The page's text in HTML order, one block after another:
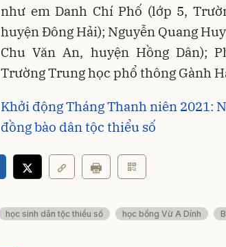
như em Danh Chí Phố (lớp 5,
huyện Đông Hải); Nguyễn Quang
Chu Văn An, huyện Hồng Dân);
Trường Trung học phổ thông Gành
Khởi động Tháng Thanh niên 2021:
đồng bào dân tộc thiểu số
học sinh dân tộc thiểu số học bổng Vừ A Dính